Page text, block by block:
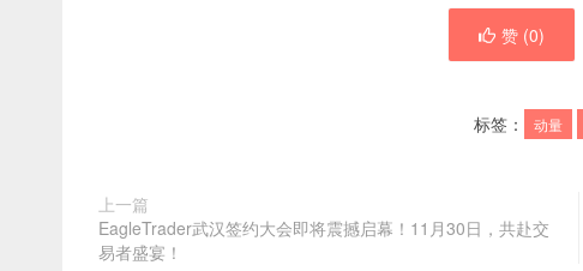
赞 (0)
标签： 动量
上一篇
EagleTrader武汉签约大会即将震撼启幕！11月30日，共赴交
易者盛宴！